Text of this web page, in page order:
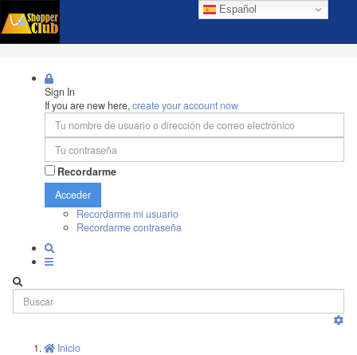
Español
Sign In
If you are new here,create your account now
Recordarme
Acceder
Recordarme mi usuario
Recordarme contraseña
Inicio